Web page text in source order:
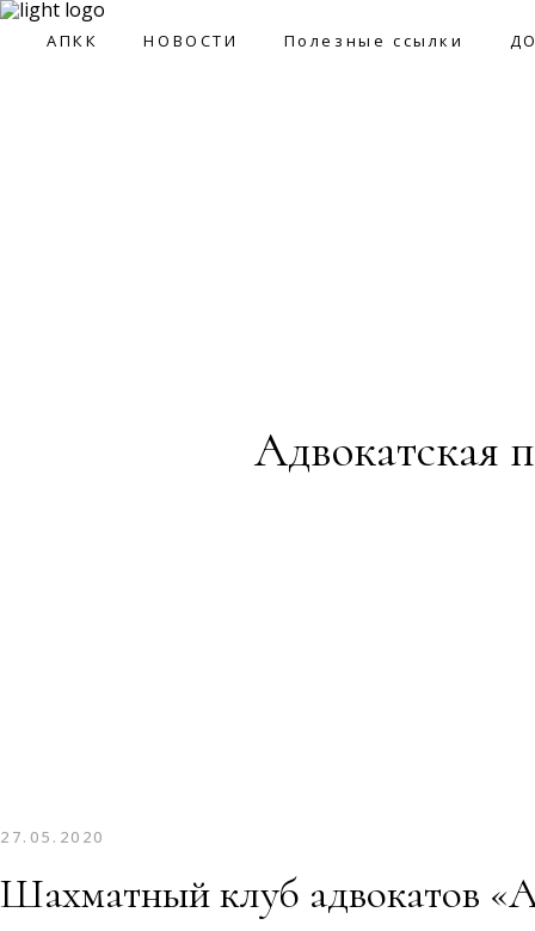
АПКК НОВОСТИ Полезные ссылки
Адвокатская
27.05.2020
Шахматный клуб адвокатов